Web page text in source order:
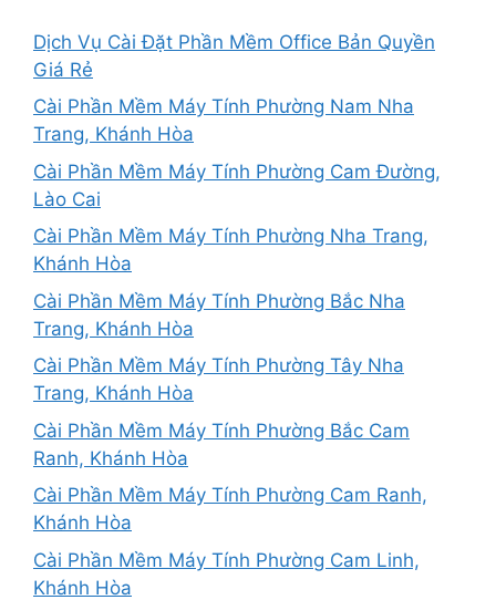
Dịch Vụ Cài Đặt Phần Mềm Office Bản Quyền
Giá Rẻ
Cài Phần Mềm Máy Tính Phường Nam Nha
Trang, Khánh Hòa
Cài Phần Mềm Máy Tính Phường Cam Đường,
Lào Cai
Cài Phần Mềm Máy Tính Phường Nha Trang,
Khánh Hòa
Cài Phần Mềm Máy Tính Phường Bắc Nha
Trang, Khánh Hòa
Cài Phần Mềm Máy Tính Phường Tây Nha
Trang, Khánh Hòa
Cài Phần Mềm Máy Tính Phường Bắc Cam
Ranh, Khánh Hòa
Cài Phần Mềm Máy Tính Phường Cam Ranh,
Khánh Hòa
Cài Phần Mềm Máy Tính Phường Cam Linh,
Khánh Hòa